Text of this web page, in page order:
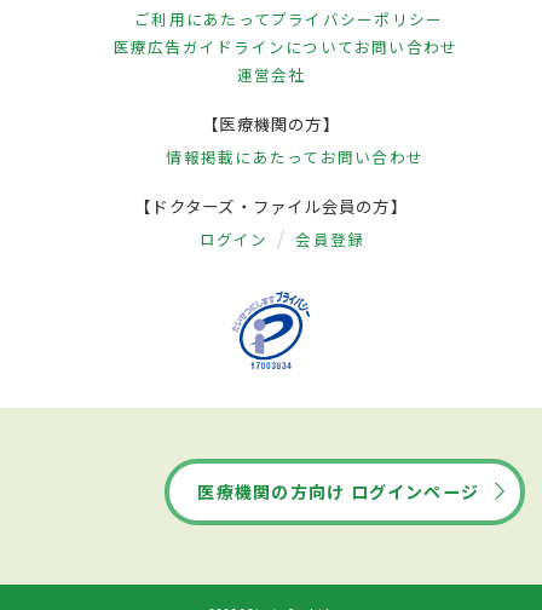
ご利用にあたってプライバシーポリシー
医療広告ガイドラインについてお問い合わせ
運営会社
【医療機関の方】
情報掲載にあたって お問い合わせ
【ドクターズ・ファイル会員の方】
ログイン 会員登録
医療機関の方向け ログインページ